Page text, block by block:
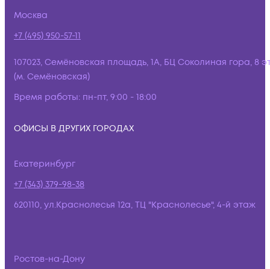
Москва
+7 (495) 950-57-11
107023, Семёновская площадь, 1А, БЦ Соколиная гора, 8
(м. Семёновская)
Время работы: пн-пт, 9:00 - 18:00
ОФИСЫ В ДРУГИХ ГОРОДАХ
Екатеринбург
+7 (343) 379-98-38
620110, ул.Краснолесья 12а, ТЦ "Краснолесье", 4-й этаж
Ростов-на-Дону